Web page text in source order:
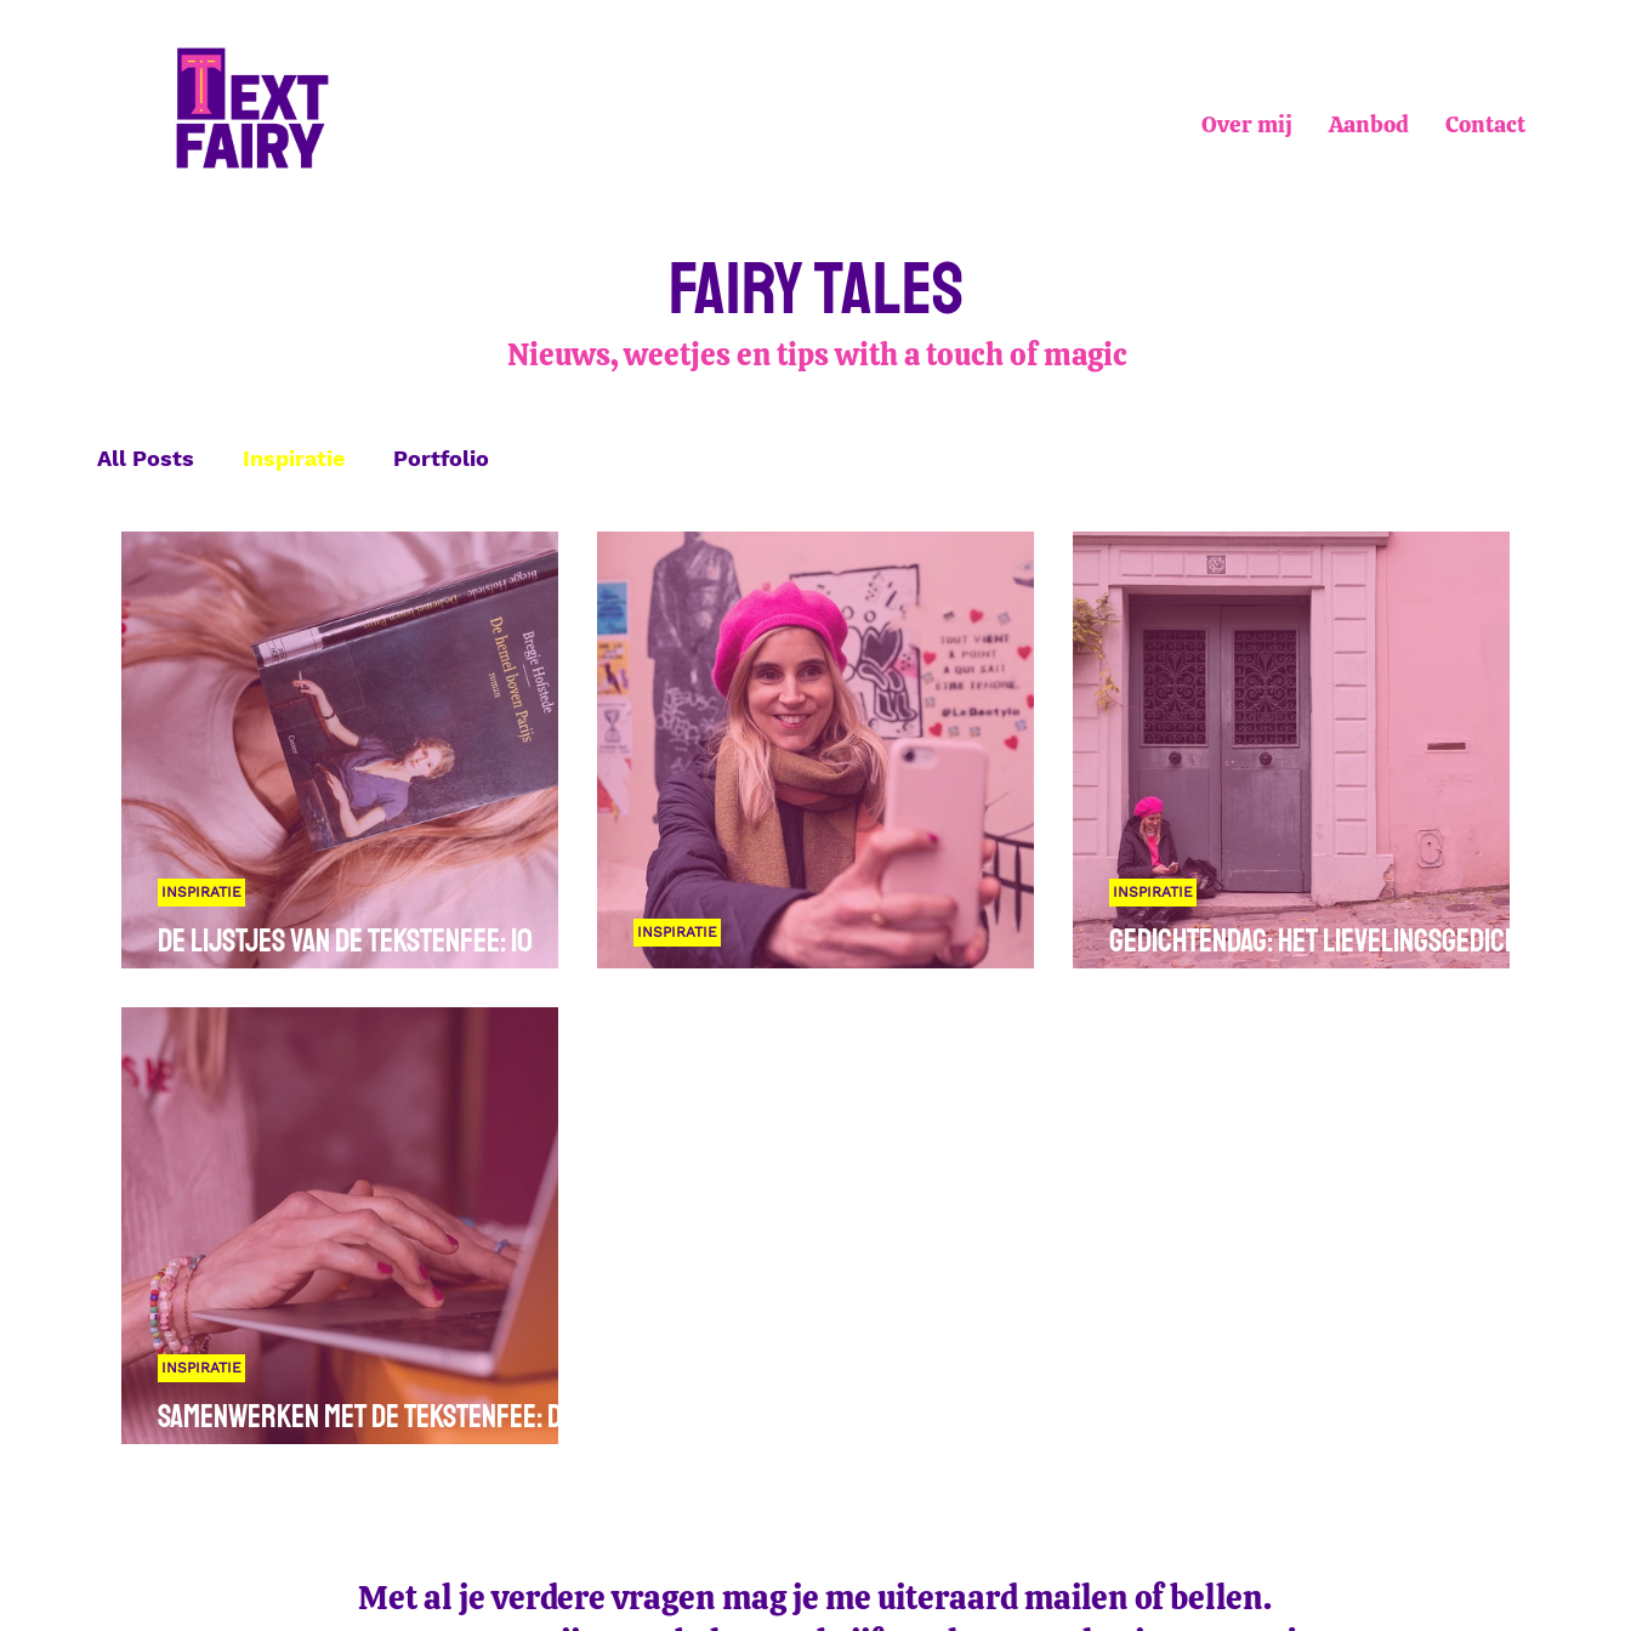
Over mij Aanbod Contact
fairy taleS
Nieuws, weetjes en tips with a touch of magic
All Posts Inspiratie Portfolio
De lijstjes van de tekstenfee: 10
boeken
INSPIRATIE
Vanwaar komt de naam 'text fairy'?
INSPIRATIE
Gedichtendag: het lievelingsgedicht
van de tekstenfee
INSPIRATIE
Samenwerken met de tekstenfee: da’s
pure magie!
INSPIRATIE
Met al je verdere vragen mag je me uiteraard mailen of bellen.